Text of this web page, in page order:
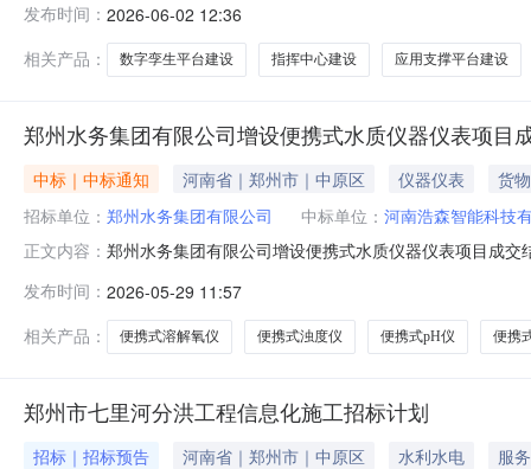
100%七、主要招标内容：郑州市七里河分洪工程信息化
发布时间： 2026-06-02 12:36
相关产品：
数字孪生平台建设 指挥中心建设 应用支撑平台建设
郑州水务集团有限公司增设便携式水质仪器仪表项目
中标｜中标通知 河南省｜郑州市｜中原区 仪器仪表
货物
招标单位： 郑州水务集团有限公司 中标单位： 河南浩森智能科技
正文内容： 郑州水务集团有限公司增设便携式水质仪器仪表项目成
pH仪1台、便携式溶解氧仪1台、便携式电导仪1台。二
交商：河南浩森智能科技有限
发布时间： 2026-05-29 11:57
相关产品：
便携式溶解氧仪 便携式浊度仪 便携式pH仪 便携
郑州市七里河分洪工程信息化施工招标计划
招标｜招标预告 河南省｜郑州市｜中原区 水利水电
服务